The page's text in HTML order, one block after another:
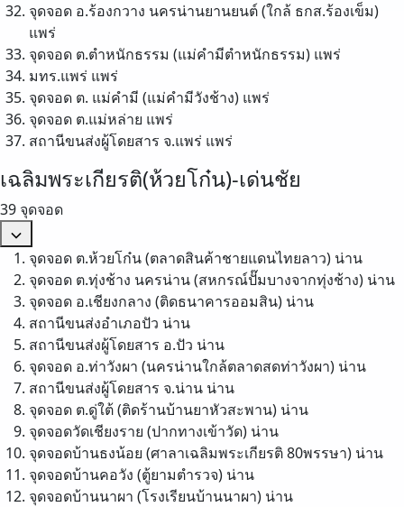
จุดจอด อ.ร้องกวาง นครน่านยานยนต์ (ใกล้ ธกส.ร้องเข็ม)
แพร่
จุดจอด ต.ตำหนักธรรม (แม่คำมีตำหนักธรรม) แพร่
มทร.แพร่ แพร่
จุดจอด ต. แม่คำมี (แม่คำมีวังช้าง) แพร่
จุดจอด ต.แม่หล่าย แพร่
สถานีขนส่งผู้โดยสาร จ.แพร่ แพร่
เฉลิมพระเกียรติ(ห้วยโก๋น)-เด่นชัย
39 จุดจอด
จุดจอด ต.ห้วยโก๋น (ตลาดสินค้าชายแดนไทยลาว) น่าน
จุดจอด ต.ทุ่งช้าง นครน่าน (สหกรณ์ปั๊มบางจากทุ่งช้าง) น่าน
จุดจอด อ.เชียงกลาง (ติดธนาคารออมสิน) น่าน
สถานีขนส่งอำเภอปัว น่าน
สถานีขนส่งผู้โดยสาร อ.ปัว น่าน
จุดจอด อ.ท่าวังผา (นครน่านใกล้ตลาดสดท่าวังผา) น่าน
สถานีขนส่งผู้โดยสาร จ.น่าน น่าน
จุดจอด ต.ดู่ใต้ (ติดร้านบ้านยาหัวสะพาน) น่าน
จุดจอดวัดเชียงราย (ปากทางเข้าวัด) น่าน
จุดจอดบ้านธงน้อย (ศาลาเฉลิมพระเกียรติ 80พรรษา) น่าน
จุดจอดบ้านคอวัง (ตู้ยามตำรวจ) น่าน
จุดจอดบ้านนาผา (โรงเรียนบ้านนาผา) น่าน